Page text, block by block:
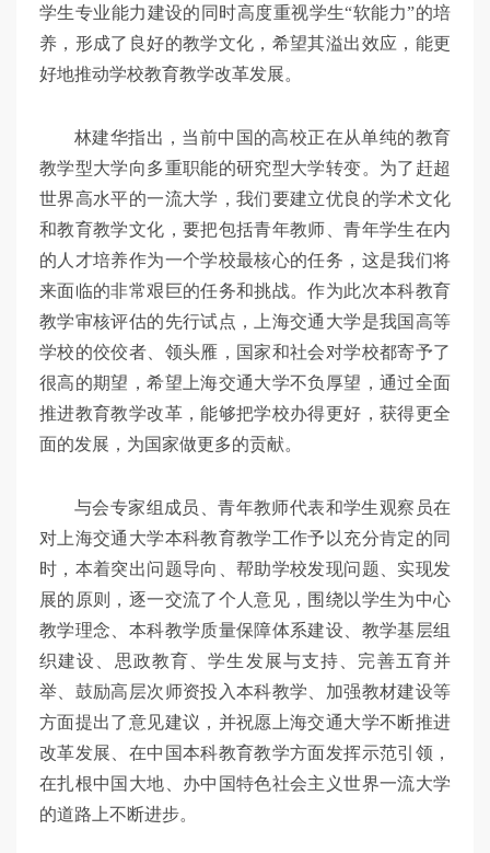
学生专业能力建设的同时高度重视学生“软能力”的培
养，形成了良好的教学文化，希望其溢出效应，能更
好地推动学校教育教学改革发展。
林建华指出，当前中国的高校正在从单纯的教育
教学型大学向多重职能的研究型大学转变。为了赶超
世界高水平的一流大学，我们要建立优良的学术文化
和教育教学文化，要把包括青年教师、青年学生在内
的人才培养作为一个学校最核心的任务，这是我们将
来面临的非常艰巨的任务和挑战。作为此次本科教育
教学审核评估的先行试点，上海交通大学是我国高等
学校的佼佼者、领头雁，国家和社会对学校都寄予了
很高的期望，希望上海交通大学不负厚望，通过全面
推进教育教学改革，能够把学校办得更好，获得更全
面的发展，为国家做更多的贡献。
与会专家组成员、青年教师代表和学生观察员在
对上海交通大学本科教育教学工作予以充分肯定的同
时，本着突出问题导向、帮助学校发现问题、实现发
展的原则，逐一交流了个人意见，围绕以学生为中心
教学理念、本科教学质量保障体系建设、教学基层组
织建设、思政教育、学生发展与支持、完善五育并
举、鼓励高层次师资投入本科教学、加强教材建设等
方面提出了意见建议，并祝愿上海交通大学不断推进
改革发展、在中国本科教育教学方面发挥示范引领，
在扎根中国大地、办中国特色社会主义世界一流大学
的道路上不断进步。